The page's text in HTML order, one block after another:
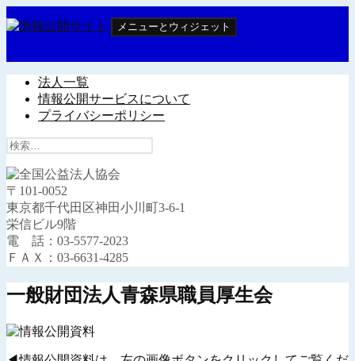
ン
ン
ッ
メニューとウィジェット
法人一覧
情報公開サービスについて
プライバシーポリシー
検
〒101-0052
東京都千代田区神田小川町3-6-1
栄信ビル9階
電 話：03-5577-2023
ＦＡＸ：03-6631-4285
一般財団法人青森県職員厚生会